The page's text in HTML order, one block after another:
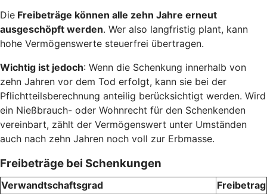
Die Freibeträge können alle zehn Jahre erneut
ausgeschöpft werden. Wer also langfristig plant, kann
hohe Vermögenswerte steuerfrei übertragen.
Wichtig ist jedoch: Wenn die Schenkung innerhalb von
zehn Jahren vor dem Tod erfolgt, kann sie bei der
Pflichtteilsberechnung anteilig berücksichtigt werden. Wird
ein Nießbrauch- oder Wohnrecht für den Schenkenden
vereinbart, zählt der Vermögenswert unter Umständen
auch nach zehn Jahren noch voll zur Erbmasse.
Freibeträge bei Schenkungen
Verwandtschaftsgrad
Freibetrag